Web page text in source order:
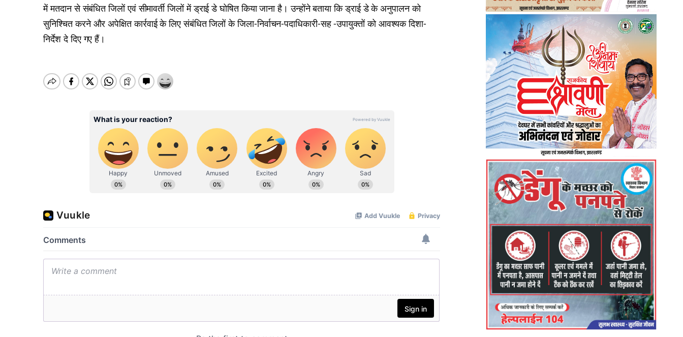
में मतदान से संबंधित जिलों एवं सीमावर्ती जिलों में ड्राई डे घोषित किया जाना है। उन्होंने बताया कि ड्राई डे के अनुपालन को
सुनिश्चित करने और अपेक्षित कार्रवाई के लिए संबंधित जिलों के जिला-निर्वाचन-पदाधिकारी-सह -उपायुक्तों को आवश्यक दिशा-
निर्देश दे दिए गए हैं।